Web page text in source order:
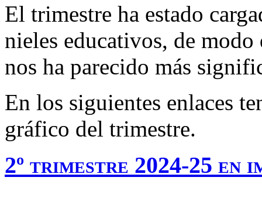
El trimestre ha estado
nieles educativos, de
nos ha parecido más
En los siguientes enlaces
gráfico del trimestre.
2º trimestre 2024-25 en